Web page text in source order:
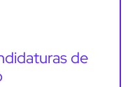
de